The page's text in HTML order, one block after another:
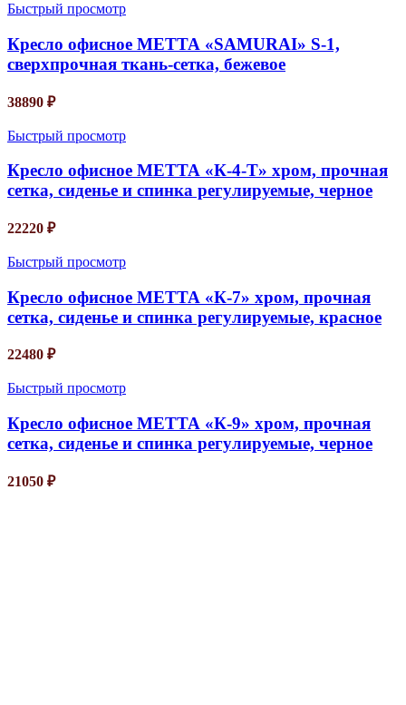
Быстрый просмотр
Кресло офисное МЕТТА «SAMURAI» S-1,
сверхпрочная ткань-сетка, бежевое
38890 ₽
Быстрый просмотр
Кресло офисное МЕТТА «К-4-Т» хром, прочная
сетка, сиденье и спинка регулируемые, черное
22220 ₽
Быстрый просмотр
Кресло офисное МЕТТА «К-7» хром, прочная
сетка, сиденье и спинка регулируемые, красное
22480 ₽
Быстрый просмотр
Кресло офисное МЕТТА «К-9» хром, прочная
сетка, сиденье и спинка регулируемые, черное
21050 ₽